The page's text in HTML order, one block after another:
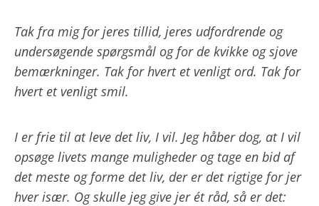
Tak fra mig for jeres tillid, jeres udfordrende og
undersøgende spørgsmål og for de kvikke og sjove
bemærkninger. Tak for hvert et venligt ord. Tak for
hvert et venligt smil.
I er frie til at leve det liv, I vil. Jeg håber dog, at I vil
opsøge livets mange muligheder og tage en bid af
det meste og forme det liv, der er det rigtige for jer
hver især. Og skulle jeg give jer ét råd, så er det: